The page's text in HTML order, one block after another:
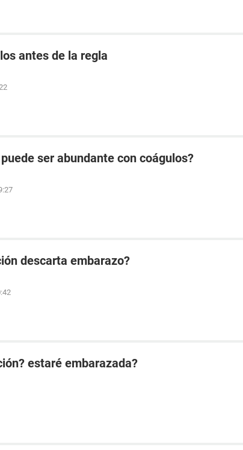
antes de la regla
ser abundante con coágulos?
descarta embarazo?
estaré embarazada?